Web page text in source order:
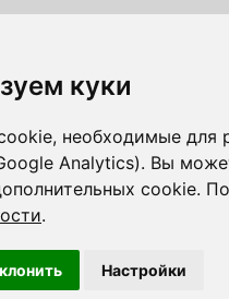
куки
необходимые для
Analytics). Вы
cookie.
.
Настройки